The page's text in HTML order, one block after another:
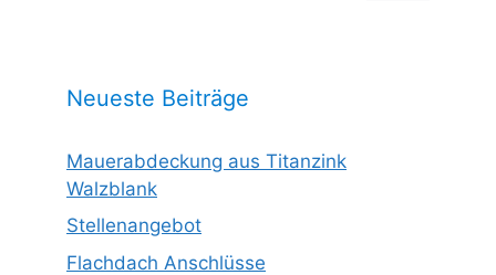
Neueste Beiträge
Mauerabdeckung aus Titanzink
Walzblank
Stellenangebot
Flachdach Anschlüsse